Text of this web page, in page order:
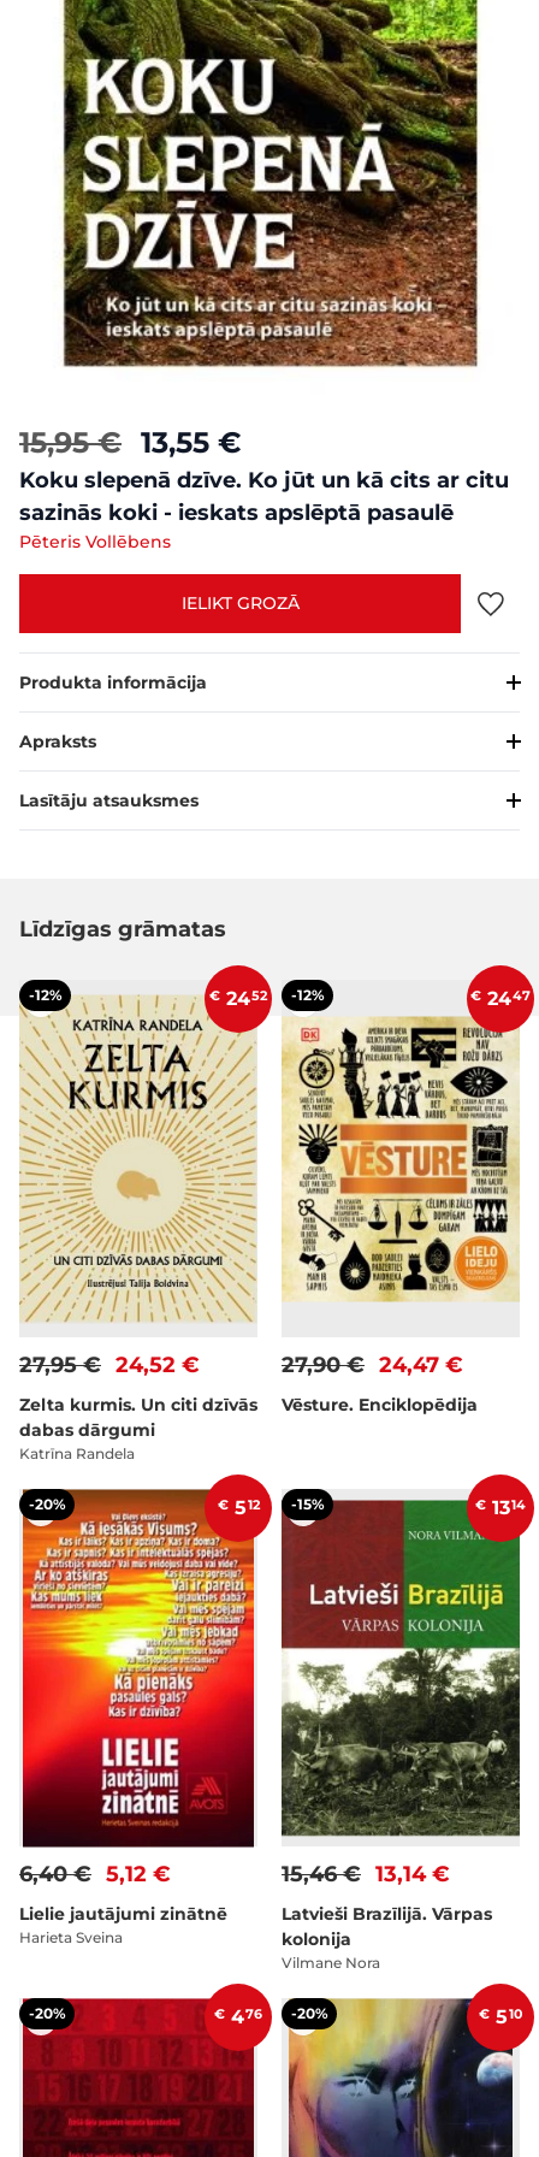
15,95 € 13,55 €
Koku slepenā dzīve. Ko jūt un kā cits ar citu
sazinās koki - ieskats apslēptā pasaulē
Pēteris Vollēbens
IELIKT GROZĀ
Produkta informācija
Apraksts
Lasītāju atsauksmes
Līdzīgas grāmatas
-12% € 2452
24,52 €
27,95 €
Zelta kurmis. Un citi dzīvās
dabas dārgumi
Katrīna Randela
-12% € 2447
24,47 €
27,90 €
Vēsture. Enciklopēdija
-20% € 512
5,12 €
6,40 €
Lielie jautājumi zinātnē
Harieta Sveina
-15% € 1314
13,14 €
15,46 €
Latvieši Brazīlijā. Vārpas
kolonija
Vilmane Nora
-20% € 476 -20% € 510